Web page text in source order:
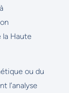
la Haute
ou du
l’analyse